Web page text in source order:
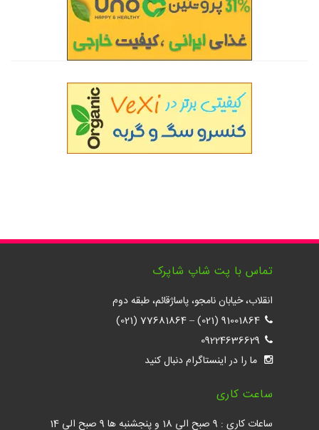
تماس با پت شاپ شاپرک
انقلاب، خیابان نامجو، پاساژقائم، طبقه دوم
91001864 (021)
–
77681864 (021)
09224636629
ما را در اینستاگرام دنبال کنید
ساعت کاری
ساعات کاری : 9 صبح الی 18 و پنجشنبه ها 9 صبح الی 14